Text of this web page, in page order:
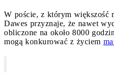
W poście, z którym większość
Dawes przyznaje, że nawet
obliczone na około 8000
mogą konkurować z życiem